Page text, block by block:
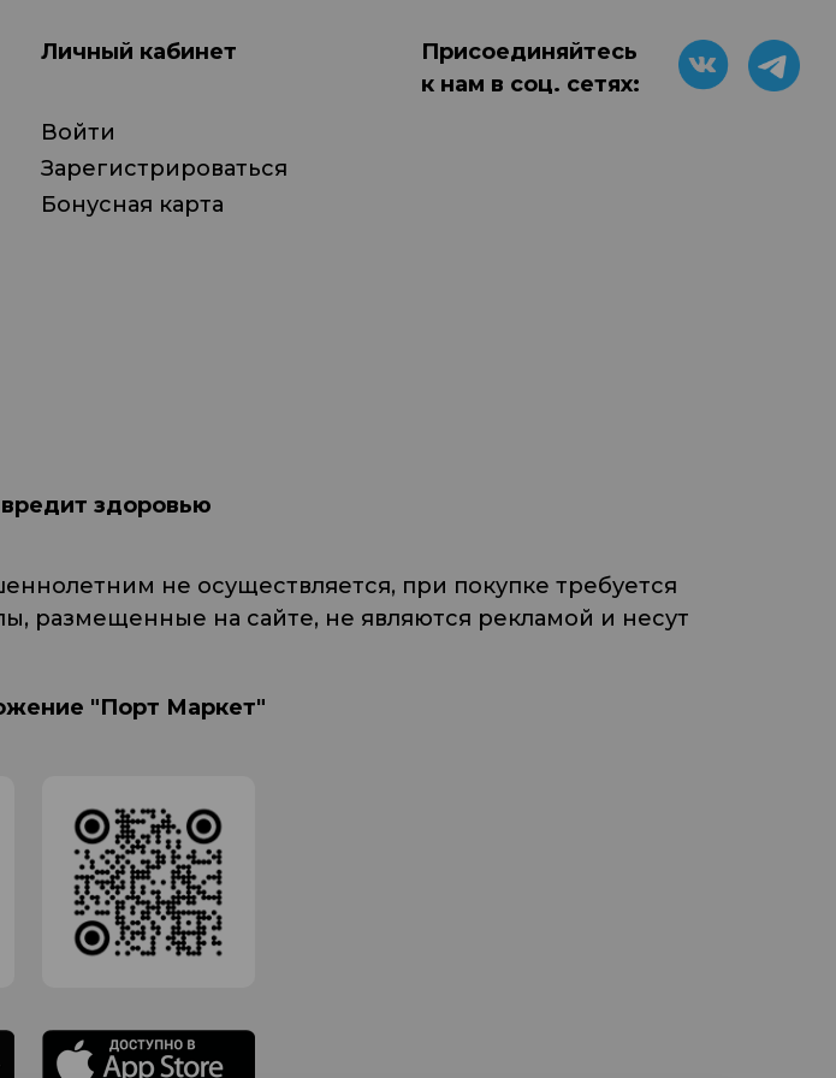
Личный кабинет
Войти
Зарегистрироваться
Бонусная карта
Присоединяйтесь
к нам в соц. сетях:
здоровью
не осуществляется, при покупке требуется
размещенные на сайте, не являются рекламой и несут
"Порт Маркет"